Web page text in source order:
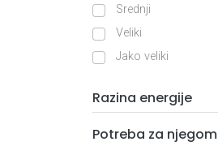
Srednji
Veliki
Jako veliki
Razina energije
Potreba za njegom